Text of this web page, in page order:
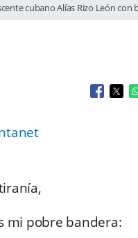
cubano Alías Rizo León
Opens
mi pobre bandera: